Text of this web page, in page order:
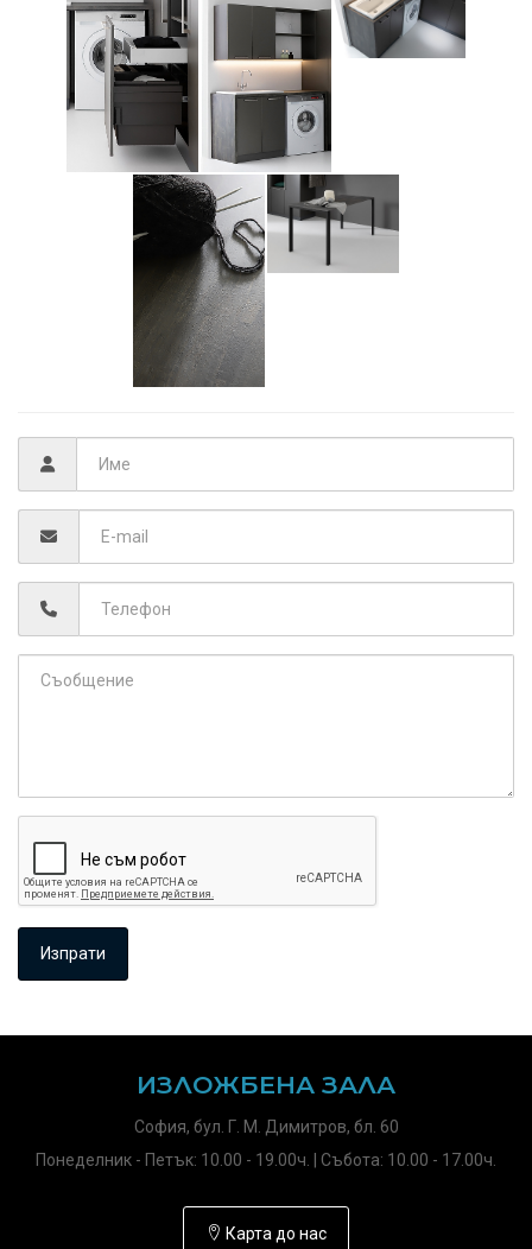
ИЗЛОЖБЕНА ЗАЛА
София, бул. Г. М. Димитров, бл. 60
Понеделник - Петък: 10.00 - 19.00ч. | Събота: 10.00 - 17.00ч.
Карта до нас